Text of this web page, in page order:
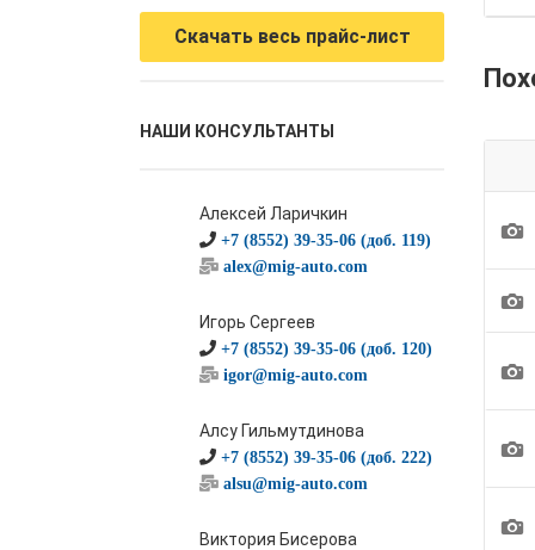
Скачать весь прайс-лист
НАШИ КОНСУЛЬТАНТЫ
Алексей Ларичкин
+7 (8552) 39-35-06 (доб. 119)
alex@mig-auto.com
Игорь Сергеев
+7 (8552) 39-35-06 (доб. 120)
igor@mig-auto.com
Алсу Гильмутдинова
+7 (8552) 39-35-06 (доб. 222)
alsu@mig-auto.com
Виктория Бисерова
1
1
1
1
1